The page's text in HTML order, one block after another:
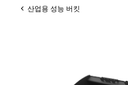
산업용 성능 버킷